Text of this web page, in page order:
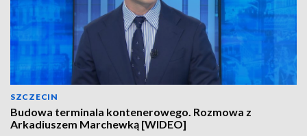
SZCZECIN
Budowa terminala kontenerowego. Rozmowa z
Arkadiuszem Marchewką [WIDEO]